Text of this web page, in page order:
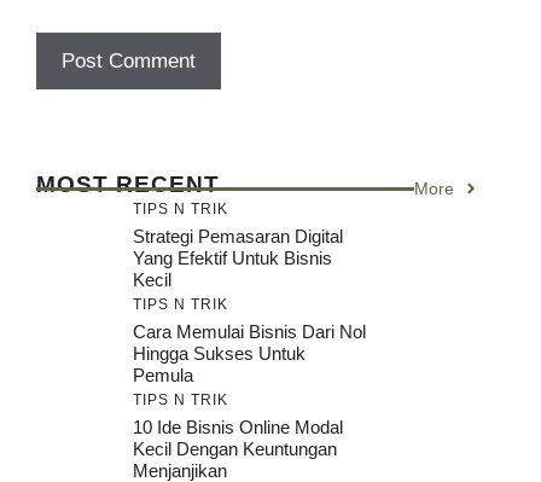
MOST RECENT More
TIPS N TRIK
Strategi Pemasaran Digital
Yang Efektif Untuk Bisnis
Kecil
TIPS N TRIK
Cara Memulai Bisnis Dari Nol
Hingga Sukses Untuk
Pemula
TIPS N TRIK
10 Ide Bisnis Online Modal
Kecil Dengan Keuntungan
Menjanjikan